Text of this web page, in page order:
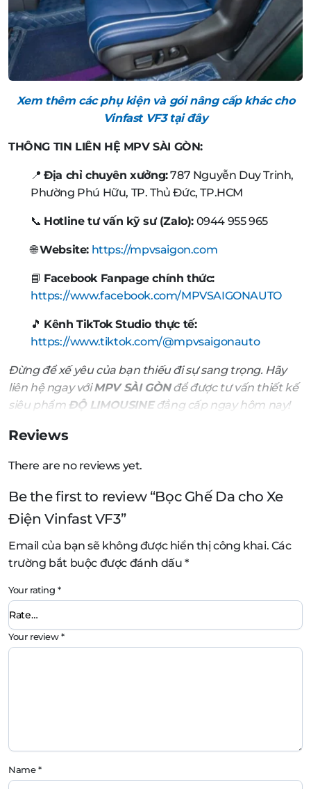
Xem thêm các phụ kiện và gói nâng cấp khác cho
Vinfast VF3 tại đây
THÔNG TIN LIÊN HỆ MPV SÀI GÒN:
📍Địa chỉ chuyên xưởng:787 Nguyễn Duy Trinh,
Phường Phú Hữu, TP. Thủ Đức, TP.HCM
📞 Hotline tư vấn kỹ sư (Zalo): 0944 955 965
🌐Website: https://mpvsaigon.com
📘 Facebook Fanpage chính thức:
https://www.facebook.com/MPVSAIGONAUTO
🎵 Kênh TikTok Studio thực tế:
https://www.tiktok.com/@mpvsaigonauto
Đừng để xế yêu của bạn thiếu đi sự sang trọng. Hãy
liên hệ ngay vớiMPV SÀI GÒNđể được tư vấn thiết kế
siêu phẩm ĐỘ LIMOUSINEđẳng cấp ngay hôm nay!
Reviews
There are no reviews yet.
Be the first to review “Bọc Ghế Da cho Xe
Điện Vinfast VF3”
Email của bạn sẽ không được hiển thị công khai. Các
trường bắt buộc được đánh dấu*
Your rating*
Your review*
Name*